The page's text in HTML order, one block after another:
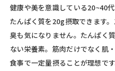
健康や美を意識している20~40
たんぱく質を20g摂取できます
臭も気になりません。たんぱく
ない栄養素。筋肉だけでなく肌
食事で一定量摂ることが理想で